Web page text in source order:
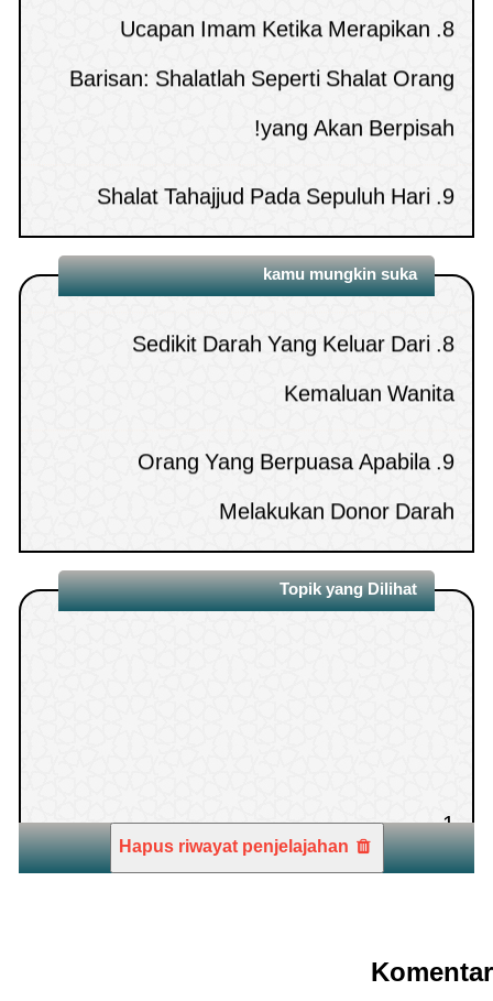
11.
Hukum meminta tolong dengan jin muslim
(
penampilan6246 ) 12.
Hukum Pijat
MAYIT DENGAN ZAKAT
(
14.
Hukum memakai topi
(
penampilan6125 )
15.
MEMBACA QURAN MELALUI HP TANPA
WUDHU
Barisan: Shalatlah Seperti Shalat Orang
yang Akan Berpisah!
Terakhir Ramadhan
10.
Mengeraskan Bacaan Basmalah
Ketika Shalat
kamu mungkin suka
6.
Hukum mempercayai zodiac untuk
7.
Bertamasya ke negara kafir
Kemaluan Wanita
Melakukan Donor Darah
10.
Hukum Mengakhirkan Shalat Isya’ dan
Zhuhur Dari Awal Waktunya
Topik yang Dilihat
Komentar